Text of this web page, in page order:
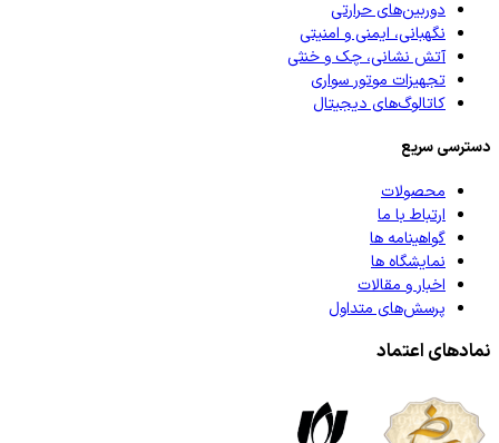
علاوه بر جریمه نقدی نمره منفی هم برای رانندگان خاصی توسط راهنمایی و
رانندگی لحاظ شده است.
دوربین‌های حرارتی
نگهبانی، ایمنی و امنیتی
آتش نشانی، چک و خنثی
تجهیزات موتور سواری
کاتالوگ‌های دیجیتال
دسترسی سریع
محصولات
ارتباط با ما
گواهینامه ها
نمایشگاه ها
اخبار و مقالات
پرسش‌های متداول
نمادهای اعتماد